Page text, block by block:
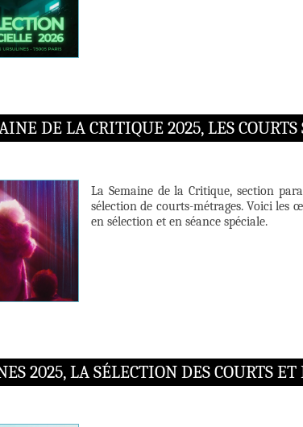
DE LA CRITIQUE 2025, LES COURTS
La Semaine de la Critique, section
sélection de courts-métrages. Voici les
en sélection et en séance spéciale.
2025, LA SÉLECTION DES COURTS